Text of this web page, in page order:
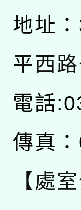
地址：
平西
電話
傳真
【處